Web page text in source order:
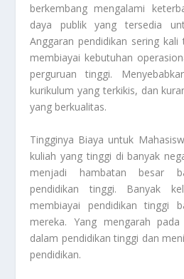
berkembang mengalami
daya publik yang tersedia
Anggaran pendidikan sering
membiayai kebutuhan
perguruan tinggi.
kurikulum yang terkikis, dan
yang berkualitas.
Tingginya Biaya untuk
kuliah yang tinggi di banyak
menjadi hambatan besar
pendidikan tinggi. Banyak
membiayai pendidikan tinggi
mereka. Yang mengarah
dalam pendidikan tinggi dan
pendidikan.